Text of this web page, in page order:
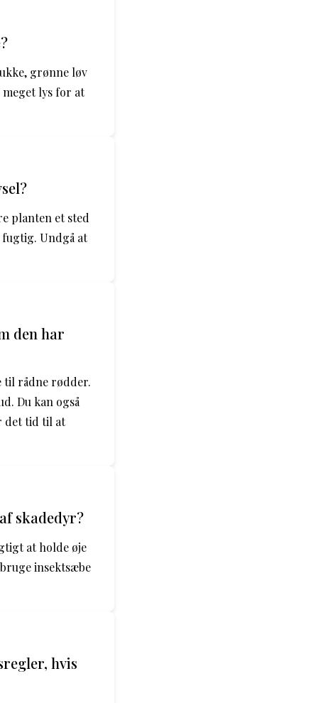
grønne løv
lys for at
planten et sted
Undgå at
den har
til rådne rødder.
Du kan også
det tid til at
skadedyr?
at holde øje
insektsæbe
hvis